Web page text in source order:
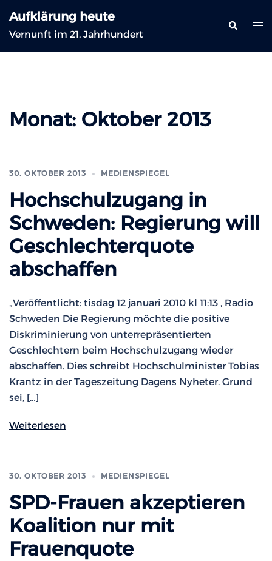
Inhalt
springen
Aufklärung heute
Vernunft im 21. Jahrhundert
Suche
Monat: Oktober 2013
30. OKTOBER 2013 MEDIENSPIEGEL
Hochschulzugang in
Schweden: Regierung will
Geschlechterquote
abschaffen
„Veröffentlicht: tisdag 12 januari 2010 kl 11:13 , Radio
Schweden Die Regierung möchte die positive
Diskriminierung von unterrepräsentierten
Geschlechtern beim Hochschulzugang wieder
abschaffen. Dies schreibt Hochschulminister Tobias
Krantz in der Tageszeitung Dagens Nyheter. Grund
sei, […]
Weiterlesen
30. OKTOBER 2013 MEDIENSPIEGEL
SPD-Frauen akzeptieren
Koalition nur mit
Frauenquote